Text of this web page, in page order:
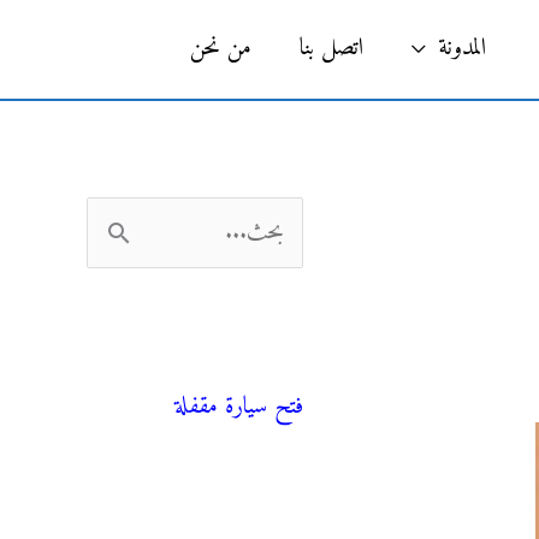
المدونة اتصل بنا من نحن
ل
ث
فتح سيارة مقفلة